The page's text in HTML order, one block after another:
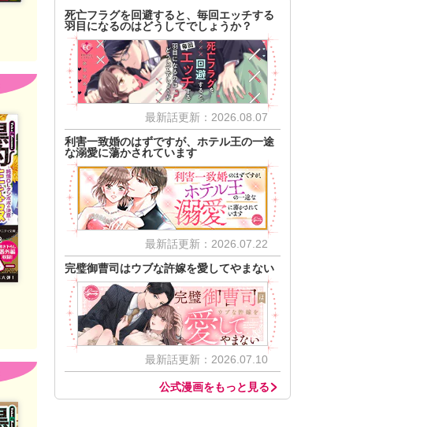
死亡フラグを回避すると、毎回エッチする
羽目になるのはどうしてでしょうか？
最新話更新：2026.08.07
利害一致婚のはずですが、ホテル王の一途
な溺愛に蕩かされています
最新話更新：2026.07.22
完璧御曹司はウブな許嫁を愛してやまない
最新話更新：2026.07.10
公式漫画をもっと見る